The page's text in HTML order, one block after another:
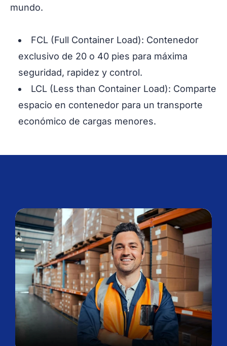
mundo.
FCL (Full Container Load): Contenedor
exclusivo de 20 o 40 pies para máxima
seguridad, rapidez y control.
LCL (Less than Container Load): Comparte
espacio en contenedor para un transporte
económico de cargas menores.